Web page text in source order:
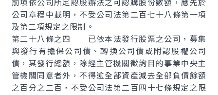
公司章程中載明，不受公司法第二百七十八條第一項
及第二項規定之限制。
第二十八條之四 已依本法發行股票之公司，募集
與發行有擔保公司債、轉換公司債或附認股權公司
債，其發行總額，除經主管機關徵詢目的事業中央主
管機關同意者外，不得逾全部資產減去全部負債餘額
之百分之二百，不受公司法第二百四十七條規定之限